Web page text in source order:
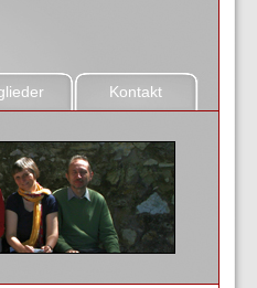
Kontakt